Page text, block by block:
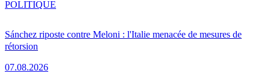
Sánchez riposte contre Meloni : l'Italie menacée de mesures de
rétorsion
07.08.2026
POLITIQUE